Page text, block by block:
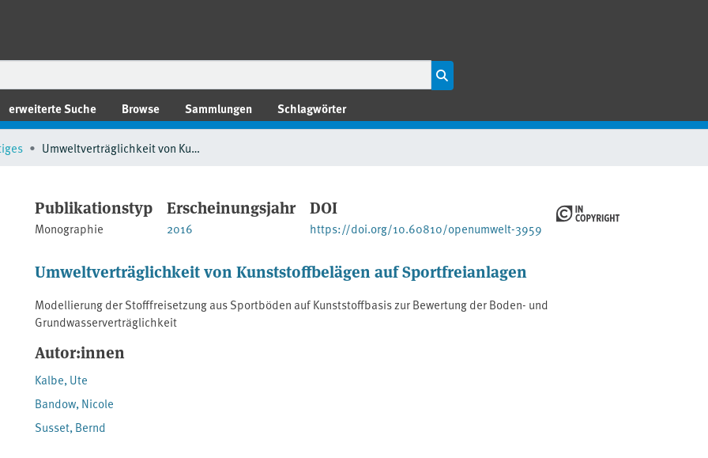
erweiterte Suche Browse Sammlungen Schlagwörter
Umweltverträglichkeit von Kunststoffbelägen auf Sportfreianlagen
Publikationstyp
Monographie
Erscheinungsjahr
2016
DOI
https://doi.org/10.60810/openumwelt-3959
Umweltverträglichkeit von Kunststoffbelägen auf Sportfreianlagen
Modellierung der Stofffreisetzung aus Sportböden auf Kunststoffbasis zur Bewertung der Boden- und
Grundwasserverträglichkeit
Autor:innen
Kalbe, Ute
Bandow, Nicole
Susset, Bernd